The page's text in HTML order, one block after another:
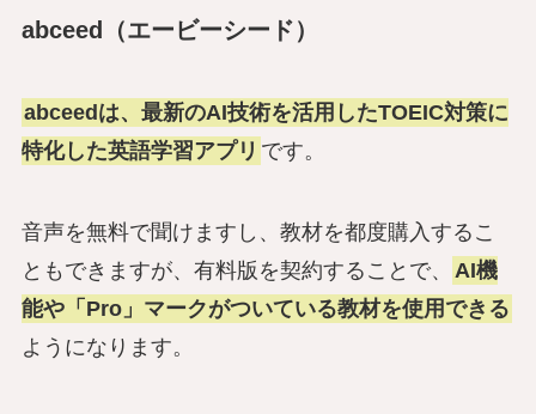
abceed（エービーシード）
abceedは、最新のAI技術を活用したTOEIC対策に
特化した英語学習アプリ です。
音声を無料で聞けますし、教材を都度購入するこ
ともできますが、有料版を契約することで、
AI機
能や「Pro」マークがついている教材を使用できる
ようになります。